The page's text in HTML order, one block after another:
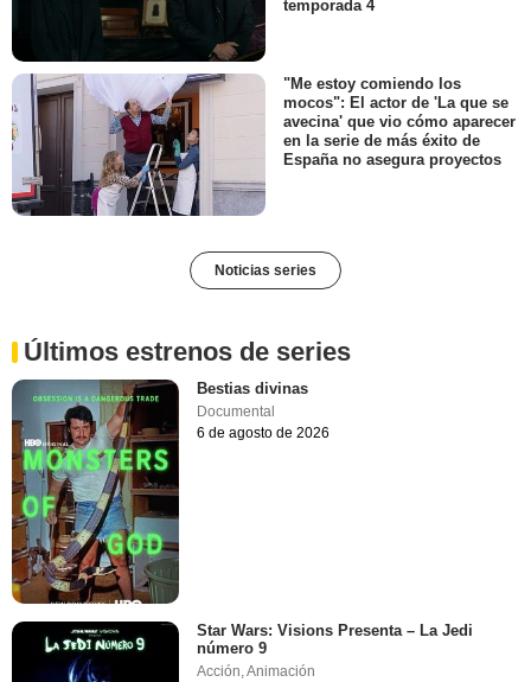
temporada 4
"Me estoy comiendo los
mocos": El actor de 'La que se
avecina' que vio cómo aparecer
en la serie de más éxito de
España no asegura proyectos
Noticias series
Últimos estrenos de series
Bestias divinas
Documental
6 de agosto de 2026
Star Wars: Visions Presenta – La Jedi
número 9
Acción ,Animación